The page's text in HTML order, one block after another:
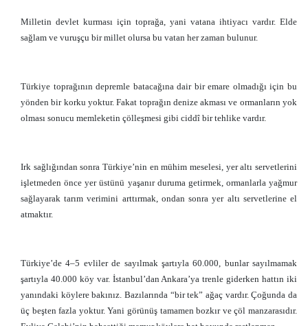
Milletin devlet kurması için toprağa, yani vatana ihtiyacı vardır. Elde
sağlam ve vuruşçu bir millet olursa bu vatan her zaman bulunur.
Türkiye toprağının depremle batacağına dair bir emare olmadığı için bu
yönden bir korku yoktur. Fakat toprağın denize akması ve ormanların yok
olması sonucu memleketin çölleşmesi gibi ciddî bir tehlike vardır.
Irk sağlığından sonra Türkiye’nin en mühim meselesi, yer altı servetlerini
işletmeden önce yer üstünü yaşanır duruma getirmek, ormanlarla yağmur
sağlayarak tarım verimini arttırmak, ondan sonra yer altı servetlerine el
atmaktır.
Türkiye’de 4–5 evliler de sayılmak şartıyla 60.000, bunlar sayılmamak
şartıyla 40.000 köy var. İstanbul’dan Ankara’ya trenle giderken hattın iki
yanındaki köylere bakınız. Bazılarında “bir tek” ağaç vardır. Çoğunda da
üç beşten fazla yoktur. Yani görünüş tamamen bozkır ve çöl manzarasıdır.